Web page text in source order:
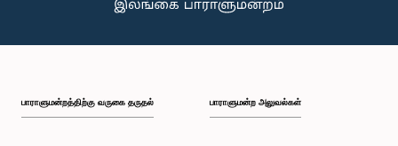
பி.ப. 2:05 - பி.ப. 2:12
பாராளுமன்றத்திற்கு வருகை தருதல் பாராளுமன்ற அலுவல்கள்